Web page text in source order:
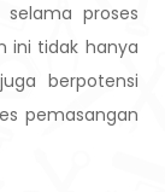
proses
ini tidak hanya
berpotensi
pemasangan